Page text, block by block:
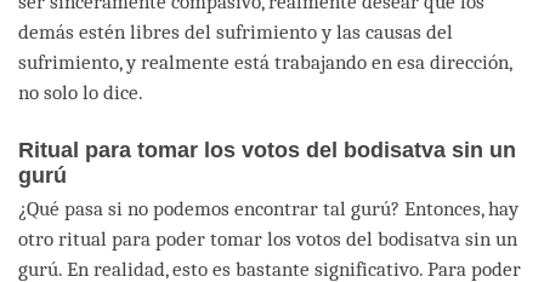
demás estén libres del sufrimiento y las causas del
sufrimiento, y realmente está trabajando en esa dirección,
no solo lo dice.
Ritual para tomar los votos del bodisatva sin un
gurú
¿Qué pasa si no podemos encontrar tal gurú? Entonces, hay
otro ritual para poder tomar los votos del bodisatva sin un
gurú. En realidad, esto es bastante significativo. Para poder